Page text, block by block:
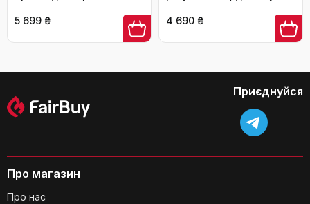
боці, підтримка спини,
5 699 ₴
ніг і живота, знімний
4 690 ₴
Про магазин
Про нас
Приєднуйся